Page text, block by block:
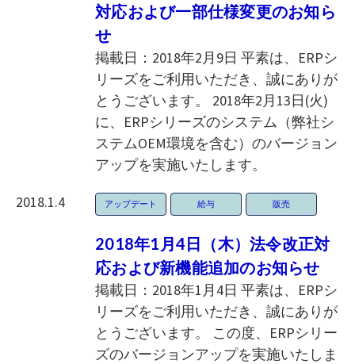
対応および一部仕様変更のお知ら
せ
掲載日：2018年2月9日 平素は、ERPシ
リーズをご利用いただき、誠にありが
とうございます。 2018年2月13日(火)
に、ERPシリーズのシステム（弊社シ
ステムOEM環境を含む）のバージョン
アップを実施いたします。
2018.1.4 アップデート 給与 販売
2018年1月4日（木）法令改正対
応および新機能追加のお知らせ
掲載日：2018年1月4日 平素は、ERPシ
リーズをご利用いただき、誠にありが
とうございます。 この度、ERPシリー
ズのバージョンアップを実施いたしま